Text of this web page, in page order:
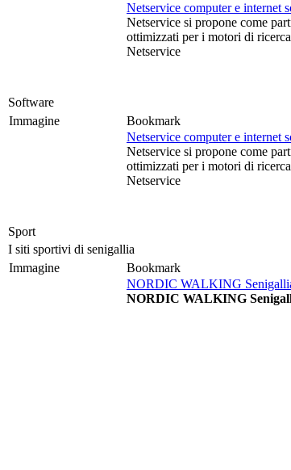
Netservice computer e internet
Netservice si propone come
ottimizzati per i motori di
Netservice
Software
Immagine
Bookmark
Netservice computer e internet
Netservice si propone come
ottimizzati per i motori di
Netservice
Sport
I siti sportivi di senigallia
Immagine
Bookmark
NORDIC WALKING
NORDIC WALKING